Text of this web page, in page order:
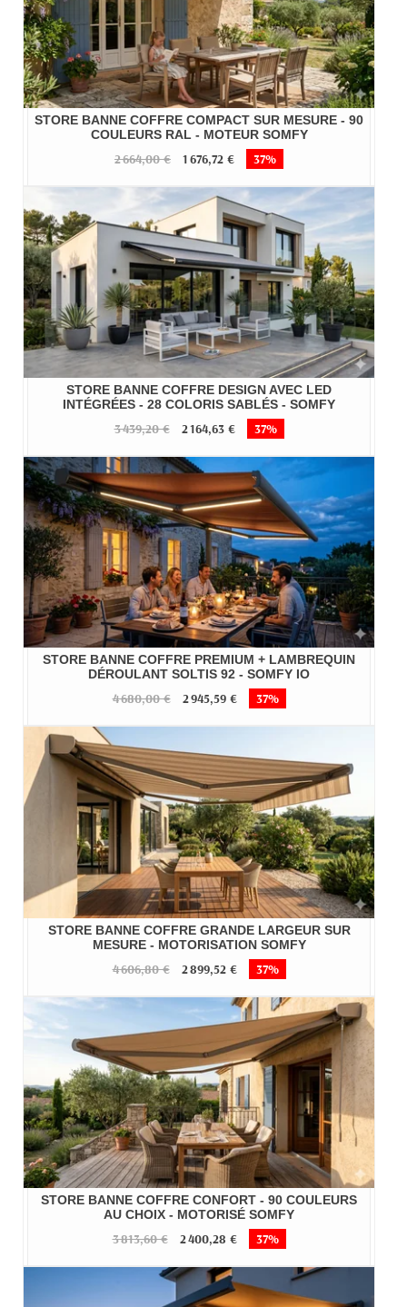
STORE BANNE COFFRE COMPACT SUR MESURE - 90
COULEURS RAL - MOTEUR SOMFY
2 664,00 € 1 676,72 € 37%
STORE BANNE COFFRE DESIGN AVEC LED
INTÉGRÉES - 28 COLORIS SABLÉS - SOMFY
3 439,20 € 2 164,63 € 37%
STORE BANNE COFFRE PREMIUM + LAMBREQUIN
DÉROULANT SOLTIS 92 - SOMFY IO
4 680,00 € 2 945,59 € 37%
STORE BANNE COFFRE GRANDE LARGEUR SUR
MESURE - MOTORISATION SOMFY
4 606,80 € 2 899,52 € 37%
STORE BANNE COFFRE CONFORT - 90 COULEURS
AU CHOIX - MOTORISÉ SOMFY
3 813,60 € 2 400,28 € 37%